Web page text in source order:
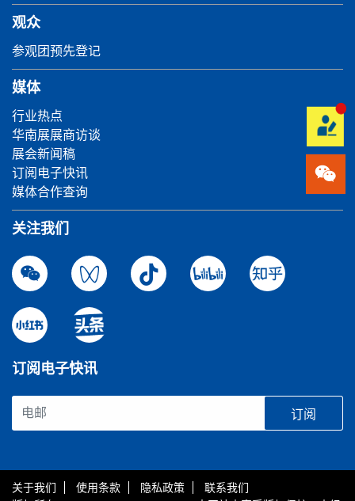
观众
参观团预先登记
媒体
行业热点
华南展展商访谈
展会新闻稿
订阅电子快讯
媒体合作查询
关注我们
订阅电子快讯
订阅
关于我们 使用条款 隐私政策
联系我们